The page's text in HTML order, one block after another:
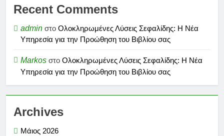
Recent Comments
admin στο Ολοκληρωμένες Λύσεις Σεφαλίδης: Η Νέα
Υπηρεσία για την Προώθηση του Βιβλίου σας
Markos στο Ολοκληρωμένες Λύσεις Σεφαλίδης: Η Νέα
Υπηρεσία για την Προώθηση του Βιβλίου σας
Archives
Μάιος 2026